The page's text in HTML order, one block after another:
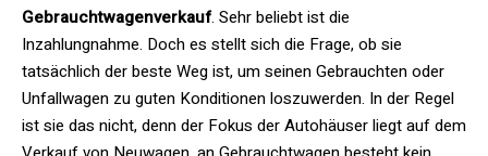
Gebrauchtwagenverkauf. Sehr beliebt ist die
Inzahlungnahme. Doch es stellt sich die Frage, ob sie
tatsächlich der beste Weg ist, um seinen Gebrauchten oder
Unfallwagen zu guten Konditionen loszuwerden. In der Regel
ist sie das nicht, denn der Fokus der Autohäuser liegt auf dem